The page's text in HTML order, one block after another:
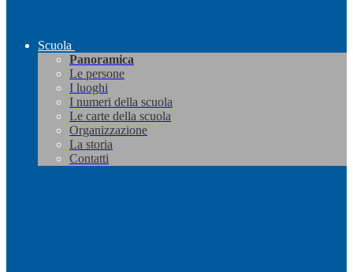
Scuola
Panoramica
Le persone
I luoghi
I numeri della scuola
Le carte della scuola
Organizzazione
La storia
Contatti